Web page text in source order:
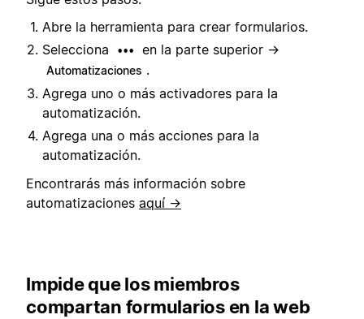
Abre la herramienta para crear formularios.
Selecciona
••• en la parte superior →
Automatizaciones .
Agrega uno o más activadores para la
automatización.
Agrega una o más acciones para la
automatización.
Encontrarás más información sobre
automatizaciones aquí →
Impide que los miembros
compartan formularios en la web